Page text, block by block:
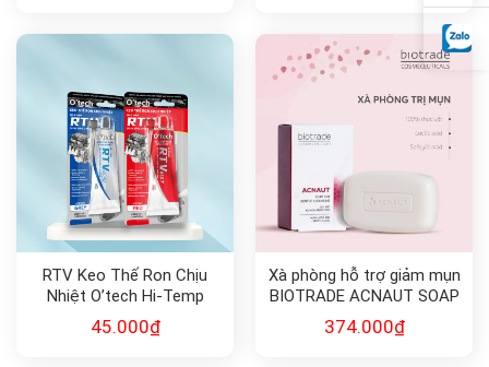
RTV Keo Thế Ron Chịu
Nhiệt O’tech Hi-Temp
Silicone Gasket Maker
45.000₫
Xà phòng hỗ trợ giảm mụn
BIOTRADE ACNAUT SOAP
374.000₫